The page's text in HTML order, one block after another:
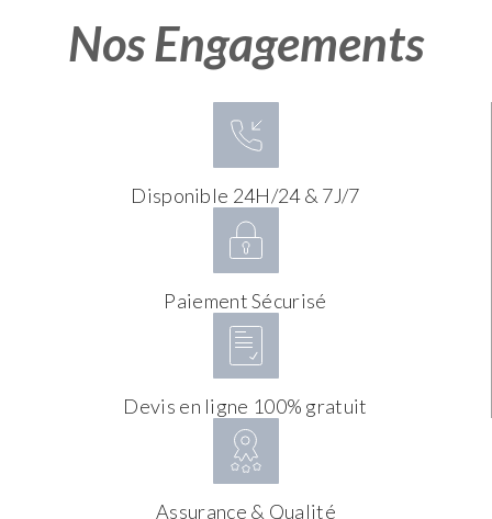
Nos Engagements
Disponible 24H/24 & 7J/7
Paiement Sécurisé
Devis en ligne 100% gratuit
Assurance & Qualité